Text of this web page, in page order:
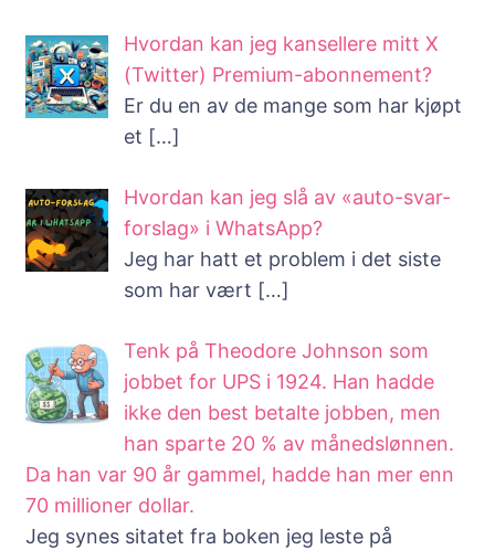
Hvordan kan jeg kansellere mitt X
(Twitter) Premium-abonnement?
Er du en av de mange som har kjøpt
et […]
Hvordan kan jeg slå av «auto-svar-
forslag» i WhatsApp?
Jeg har hatt et problem i det siste
som har vært […]
Tenk på Theodore Johnson som
jobbet for UPS i 1924. Han hadde
ikke den best betalte jobben, men
han sparte 20 % av månedslønnen.
Da han var 90 år gammel, hadde han mer enn
70 millioner dollar.
Jeg synes sitatet fra boken jeg leste på